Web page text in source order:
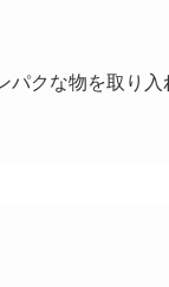
パクな物を取り入